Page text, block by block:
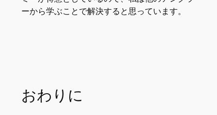
ーから学ぶことで解決すると思っています。
おわりに